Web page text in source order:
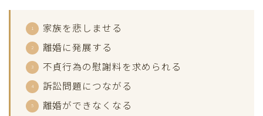
家族を悲しませる
離婚に発展する
不貞行為の慰謝料を求められる
訴訟問題につながる
離婚ができなくなる